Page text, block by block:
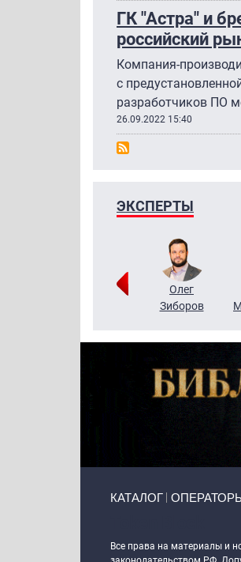
ГК "Астра" и
российский
Компания-
с
разработчиков ПО
26.09.2022 15:40
ЭКСПЕРТЫ
Григорий
Олег
Зиборов
КАТАЛОГ
Все права на материалы и